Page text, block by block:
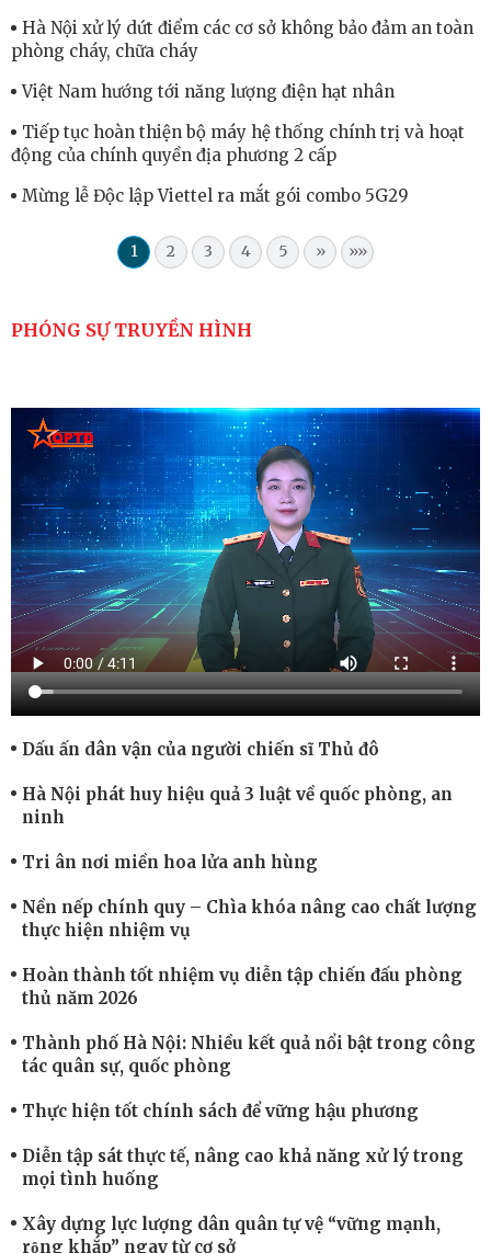
Hà Nội xử lý dứt điểm các cơ sở không bảo đảm an toàn
phòng cháy, chữa cháy
Việt Nam hướng tới năng lượng điện hạt nhân
Tiếp tục hoàn thiện bộ máy hệ thống chính trị và hoạt
động của chính quyền địa phương 2 cấp
Mừng lễ Độc lập Viettel ra mắt gói combo 5G29
1 2 3 4 5 » »»
PHÓNG SỰ TRUYỀN HÌNH
Dấu ấn dân vận của người chiến sĩ Thủ đô
Hà Nội phát huy hiệu quả 3 luật về quốc phòng, an
ninh
Tri ân nơi miền hoa lửa anh hùng
Nền nếp chính quy – Chìa khóa nâng cao chất lượng
thực hiện nhiệm vụ
Hoàn thành tốt nhiệm vụ diễn tập chiến đấu phòng
thủ năm 2026
Thành phố Hà Nội: Nhiều kết quả nổi bật trong công
tác quân sự, quốc phòng
Thực hiện tốt chính sách để vững hậu phương
Diễn tập sát thực tế, nâng cao khả năng xử lý trong
mọi tình huống
Xây dựng lực lượng dân quân tự vệ “vững mạnh,
rộng khắp” ngay từ cơ sở